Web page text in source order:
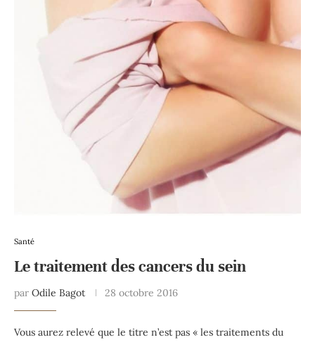
Santé
Le traitement des cancers du sein
par Odile Bagot 28 octobre 2016
Vous aurez relevé que le titre n’est pas « les traitements du